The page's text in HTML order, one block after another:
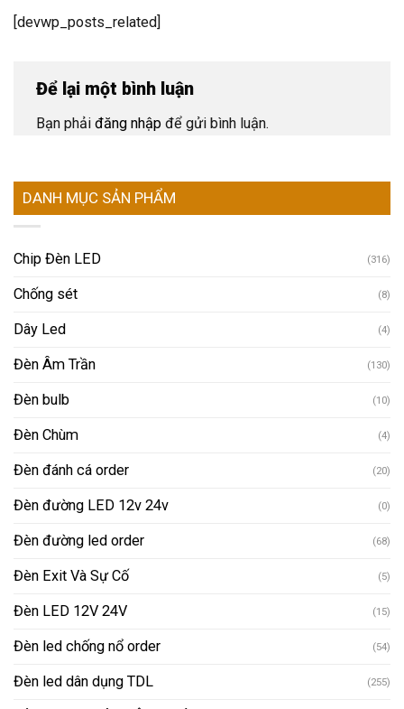
[devwp_posts_related]
Để lại một bình luận
Bạn phải đăng nhập để gửi bình luận.
DANH MỤC SẢN PHẨM
Chip Đèn LED (316)
Chống sét (8)
Dây Led (4)
Đèn Âm Trần (130)
Đèn bulb (10)
Đèn Chùm (4)
Đèn đánh cá order (20)
Đèn đường LED 12v 24v (0)
Đèn đường led order (68)
Đèn Exit Và Sự Cố (5)
Đèn LED 12V 24V (15)
Đèn led chống nổ order (54)
Đèn led dân dụng TDL (255)